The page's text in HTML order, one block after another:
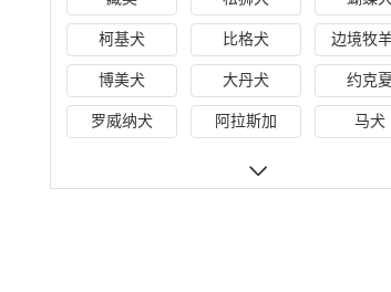
柯基犬 比格犬 边境牧
博美犬 大丹犬 约克
罗威纳犬 阿拉斯加 马犬